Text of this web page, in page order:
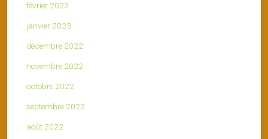
février 2023
janvier 2023
décembre 2022
novembre 2022
octobre 2022
septembre 2022
août 2022